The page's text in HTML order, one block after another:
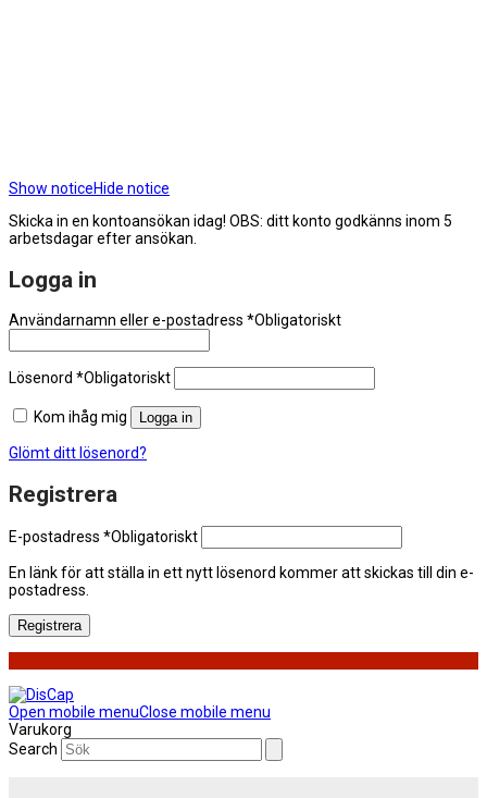
Show noticeHide notice
Skicka in en kontoansökan idag! OBS: ditt konto godkänns inom 5
arbetsdagar efter ansökan.
Logga in
Användarnamn eller e-postadress *Obligatoriskt
Lösenord *Obligatoriskt
Kom ihåg mig Logga in
Glömt ditt lösenord?
Registrera
E-postadress *Obligatoriskt
En länk för att ställa in ett nytt lösenord kommer att skickas till din e-
postadress.
Registrera
Open mobile menuClose mobile menu
Varukorg
Search